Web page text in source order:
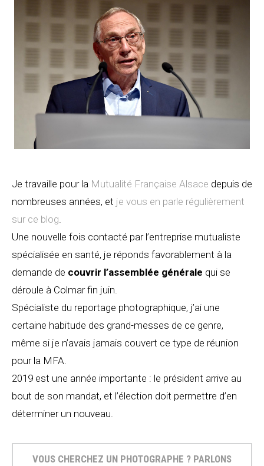
Je travaille pour la Mutualité Française Alsace depuis de
nombreuses années, et je vous en parle régulièrement
sur ce blog.
Une nouvelle fois contacté par l’entreprise mutualiste
spécialisée en santé, je réponds favorablement à la
demande de couvrir l’assemblée générale qui se
déroule à Colmar fin juin.
Spécialiste du reportage photographique, j’ai une
certaine habitude des grand-messes de ce genre,
même si je n’avais jamais couvert ce type de réunion
pour la MFA.
2019 est une année importante : le président arrive au
bout de son mandat, et l’élection doit permettre d’en
déterminer un nouveau.
VOUS CHERCHEZ UN PHOTOGRAPHE ? PARLONS